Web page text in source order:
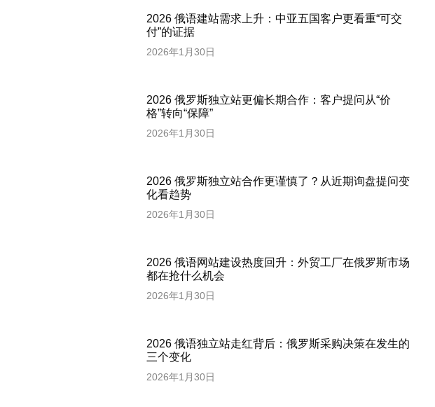
2026 俄语建站需求上升：中亚五国客户更看重“可交
付”的证据
2026年1月30日
2026 俄罗斯独立站更偏长期合作：客户提问从“价
格”转向“保障”
2026年1月30日
2026 俄罗斯独立站合作更谨慎了？从近期询盘提问变
化看趋势
2026年1月30日
2026 俄语网站建设热度回升：外贸工厂在俄罗斯市场
都在抢什么机会
2026年1月30日
2026 俄语独立站走红背后：俄罗斯采购决策在发生的
三个变化
2026年1月30日